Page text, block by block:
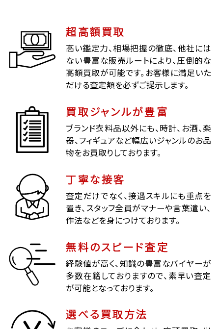
超高額買取
高い鑑定力、相場把握の徹底、他社には
ない豊富な販売ルートにより、圧倒的な
高額買取が可能です。お客様に満足いた
だける査定額を必ずご提示します。
買取ジャンルが豊富
ブランド衣料品以外にも、時計、お酒、楽
器、フィギュアなど幅広いジャンルのお品
物をお買取りしております。
丁寧な接客
査定だけでなく、接遇スキルにも重点を
置き、スタッフ全員がマナーや言葉遣い、
作法などを身につけております。
無料のスピード査定
経験値が高く、知識の豊富なバイヤーが
多数在籍しておりますので、素早い査定
が可能となっております。
選べる買取方法